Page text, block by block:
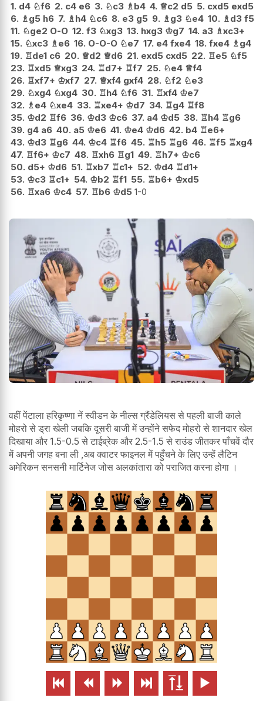
1. d4 ♘f6 2. c4 e6 3. ♘c3 ♗b4 4. ♕c2 d5 5. cxd5 exd5
6. ♗g5 h6 7. ♗h4 ♘c6 8. e3 g5 9. ♗g3 ♘e4 10. ♗d3 f5
11. ♘ge2 O-O 12. f3 ♘xg3 13. hxg3 ♔g7 14. a3 ♗xc3+
15. ♘xc3 ♗e6 16. O-O-O ♘e7 17. e4 fxe4 18. fxe4 ♗g4
19. ♖de1 c6 20. ♕d2 ♕d6 21. exd5 cxd5 22. ♖e5 ♘f5
23. ♖xd5 ♕xg3 24. ♖d7+ ♖f7 25. ♘e4 ♕f4
26. ♖xf7+ ♔xf7 27. ♕xf4 gxf4 28. ♘f2 ♘e3
29. ♘xg4 ♘xg4 30. ♖h4 ♘f6 31. ♖xf4 ♔e7
32. ♗e4 ♘xe4 33. ♖xe4+ ♔d7 34. ♖g4 ♖f8
35. ♔d2 ♖f6 36. ♔d3 ♔c6 37. a4 ♔d5 38. ♖h4 ♖g6
39. g4 a6 40. a5 ♔e6 41. ♔e4 ♔d6 42. b4 ♖e6+
43. ♔d3 ♖g6 44. ♔c4 ♖f6 45. ♖h5 ♖g6 46. ♖f5 ♖xg4
47. ♖f6+ ♔c7 48. ♖xh6 ♖g1 49. ♖h7+ ♔c6
50. d5+ ♔d6 51. ♖xb7 ♖c1+ 52. ♔d4 ♖d1+
53. ♔c3 ♖c1+ 54. ♔b2 ♖f1 55. ♖b6+ ♔xd5
56. ♖xa6 ♔c4 57. ♖b6 ♔d5 1-0
वहीं पेंटाला हरिकृष्णा नें स्वीडन के नील्स ग्रैंडेलियस से पहली बाजी काले
मोहरो से ड्रा खेली जबकि दूसरी बाजी में उन्होंने सफेद मोहरो से शानदार खेल
दिखाया और 1.5-0.5 से टाईब्रेक और 2.5-1.5 से राउंड जीतकर पाँचवें दौर
में अपनी जगह बना ली ,अब क्वाटर फाइनल में पहुँचने के लिए उन्हें लैटिन
अमेरिकन सनसनी मार्टिनेज जोस अलकांतारा को पराजित करना होगा ।
     